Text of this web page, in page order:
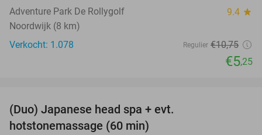
Adventure Park De Rollygolf 9.4 star
Noordwijk (8 km)
Verkocht: 1.078
Regulier €10,75
€5,25
(Duo) Japanese head spa + evt.
hotstonemassage (60 min)